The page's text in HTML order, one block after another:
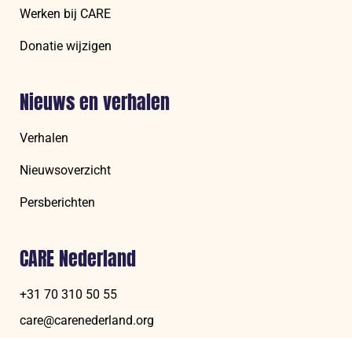
Werken bij CARE
Donatie wijzigen
Nieuws en verhalen
Verhalen
Nieuwsoverzicht
Persberichten
CARE Nederland
+31 70 310 50 55
care@carenederland.org